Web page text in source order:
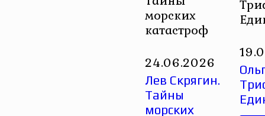
морских
катастроф
24.06.2026
Лев Скрягин.
Тайны
морских